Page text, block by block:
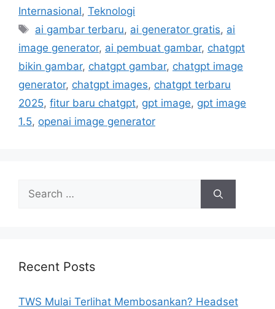
Internasional, Teknologi
Tags
ai gambar terbaru, ai generator gratis, ai
image generator, ai pembuat gambar, chatgpt
bikin gambar, chatgpt gambar, chatgpt image
generator, chatgpt images, chatgpt terbaru
2025, fitur baru chatgpt, gpt image, gpt image
1.5, openai image generator
Search
for:
Recent Posts
TWS Mulai Terlihat Membosankan? Headset